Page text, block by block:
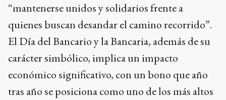
“mantenerse unidos y solidarios frente a
quienes buscan desandar el camino recorrido”.
El Día del Bancario y la Bancaria, además de su
carácter simbólico, implica un impacto
económico significativo, con un bono que año
tras año se posiciona como uno de los más altos